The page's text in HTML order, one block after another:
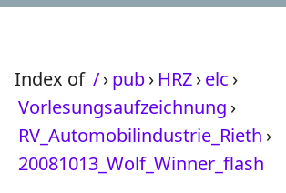
Index of /›pub› HRZ›elc ›
Vorlesungsaufzeichnung ›
RV_Automobilindustrie_Rieth ›
20081013_Wolf_Winner_flash